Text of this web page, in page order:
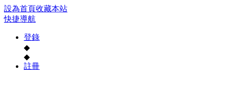
設為首頁收藏本站
快捷導航
登錄
◆
◆
註冊